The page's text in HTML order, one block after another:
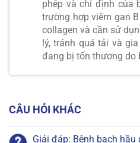
phép và chỉ định của
trường hợp viêm gan
collagen và cần sử
lý, tránh quá tải và
đang bị tổn thương do
CÂU HỎI KHÁC
Giải đáp: Bệnh bạch hầu